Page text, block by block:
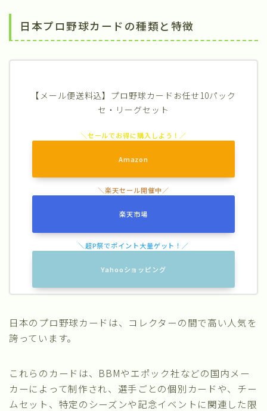
日本プロ野球カードの種類と特徴
【メール便送料込】プロ野球カードお任せ10パック
セ・リーグセット
Amazon
楽天市場
Yahooショッピング
日本のプロ野球カードは、コレクターの間で高い人気を
誇っています。
これらのカードは、BBMやエポック社などの国内メー
カーによって制作され、選手ごとの個別カードや、チー
ムセット、特定のシーズンや記念イベントに関連した限